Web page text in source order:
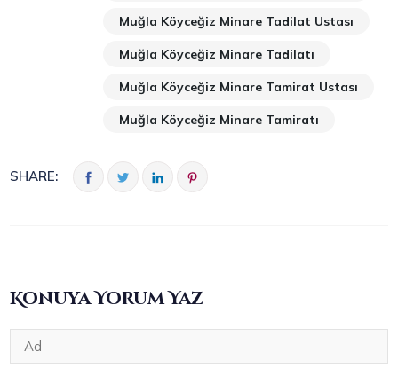
Muğla Köyceğiz Minare Tadilat Ustası
Muğla Köyceğiz Minare Tadilatı
Muğla Köyceğiz Minare Tamirat Ustası
Muğla Köyceğiz Minare Tamiratı
SHARE:
Konuya Yorum Yaz